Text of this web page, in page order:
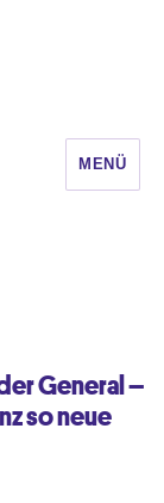
MENÜ
General –
so neue